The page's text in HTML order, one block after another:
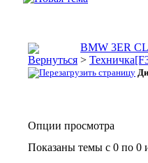
BMW 3ER
>
Опции просмотра
Показаны темы с 0 по 0